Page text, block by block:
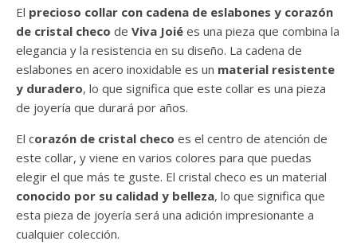
El precioso collar con cadena de eslabones y corazón
de cristal checo de Viva Joié es una pieza que combina la
elegancia y la resistencia en su diseño. La cadena de
eslabones en acero inoxidable es un material resistente
y duradero, lo que significa que este collar es una pieza
de joyería que durará por años.
El corazón de cristal checo es el centro de atención de
este collar, y viene en varios colores para que puedas
elegir el que más te guste. El cristal checo es un material
conocido por su calidad y belleza, lo que significa que
esta pieza de joyería será una adición impresionante a
cualquier colección.